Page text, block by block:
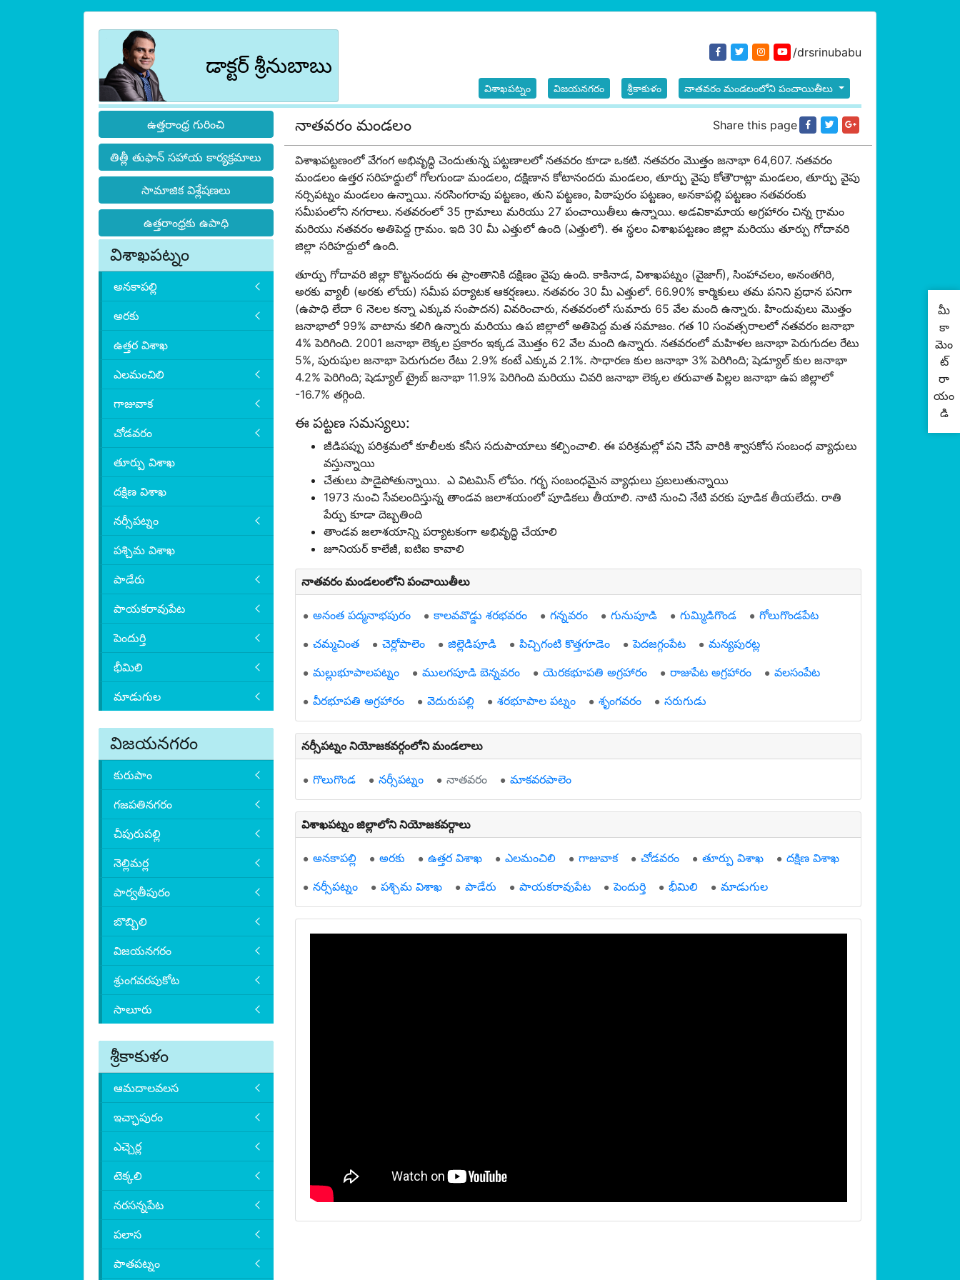
డాక్టర్ శ్రీనుబాబు
/drsrinubabu
విశాఖపట్నం విజయనగరం శ్రీకాకుళం నాతవరం మండలంలోని పంచాయితీలు
ఉత్తరాంధ్ర గురించి
తిత్లీ తుఫాన్ సహాయ కార్యక్రమాలు
సామాజిక విశ్లేషణలు
ఉత్తరాంధ్రకు ఉపాధి
విశాఖపట్నం
అనకాపల్లి
అరకు
ఉత్తర విశాఖ
ఎలమంచిలి
గాజువాక
చోడవరం
తూర్పు విశాఖ
దక్షిణ విశాఖ
నర్సీపట్నం
పశ్చిమ విశాఖ
పాడేరు
పాయకరావుపేట
పెందుర్తి
భీమిలి
మాడుగుల
విజయనగరం
కురుపాం
గజపతినగరం
చీపురుపల్లి
నెల్లిమర్ల
పార్వతీపురం
బొబ్బిలి
విజయనగరం
శ్రుంగవరపుకోట
సాలూరు
శ్రీకాకుళం
ఆమదాలవలస
ఇచ్ఛాపురం
ఎచ్చెర్ల
టెక్కలి
నరసన్నపేట
పలాస
పాతపట్నం
నాతవరం మండలం Share this page
విశాఖపట్టణంలో వేగంగ అభివృద్ధి చెందుతున్న పట్టణాలలో నతవరం కూడా ఒకటి. నతవరం మొత్తం జనాభా 64,607. నతవరం
మండలం ఉత్తర సరిహద్దులో గోలగుండా మండలం, దక్షిణాన కోటానందరు మండలం, తూర్పు వైపు కోతౌరాట్లా మండలం, తూర్పు వైపు
నర్సిపట్నం మండలం ఉన్నాయి. నరసింగరావు పట్టణం, తుని పట్టణం, పిఠాపురం పట్టణం, అనకాపల్లి పట్టణం నతవరంకు
సమీపంలోని నగరాలు. నతవరంలో 35 గ్రామాలు మరియు 27 పంచాయితీలు ఉన్నాయి. అడవికామాయ అగ్రహారం చిన్న గ్రామం
మరియు నతవరం అతిపెద్ద గ్రామం. ఇది 30 మీ ఎత్తులో ఉంది (ఎత్తులో). ఈ స్థలం విశాఖపట్టణం జిల్లా మరియు తూర్పు గోదావరి
జిల్లా సరిహద్దులో ఉంది.
తూర్పు గోదావరి జిల్లా కొట్టనందరు ఈ ప్రాంతానికి దక్షిణం వైపు ఉంది. కాకినాడ, విశాఖపట్నం (వైజాగ్), సింహాచలం, అనంతగిరి,
అరకు వ్యాలీ (అరకు లోయ) సమీప పర్యాటక ఆకర్షణలు. నతవరం 30 మీ ఎత్తులో. 66.90% కార్మికులు తమ పనిని ప్రధాన పనిగా
(ఉపాధి లేదా 6 నెలల కన్నా ఎక్కువ సంపాదన) వివరించారు, నతవరంలో సుమారు 65 వేల మంది ఉన్నారు. హిందువులు మొత్తం
జనాభాలో 99% వాటాను కలిగి ఉన్నారు మరియు ఉప జిల్లాలో అతిపెద్ద మత సమాజం. గత 10 సంవత్సరాలలో నతవరం జనాభా
4% పెరిగింది. 2001 జనాభా లెక్కల ప్రకారం ఇక్కడ మొత్తం 62 వేల మంది ఉన్నారు. నతవరంలో మహిళల జనాభా పెరుగుదల రేటు
5%, పురుషుల జనాభా పెరుగుదల రేటు 2.9% కంటే ఎక్కువ 2.1%. సాధారణ కుల జనాభా 3% పెరిగింది; షెడ్యూల్ కుల జనాభా
4.2% పెరిగింది; షెడ్యూల్ ట్రైబ్ జనాభా 11.9% పెరిగింది మరియు చివరి జనాభా లెక్కల తరువాత పిల్లల జనాభా ఉప జిల్లాలో
-16.7% తగ్గింది.
ఈ పట్టణ సమస్యలు:
జీడిపప్పు పరిశ్రమలో కూలీలకు కనీస సదుపాయాలు కల్పించాలి. ఈ పరిశ్రమల్లో పని చేసే వారికి శ్వాసకోస సంబంధ వ్యాధులు
వస్తున్నాయి
చేతులు పాడైపోతున్నాయి. ఎ విటమిన్ లోపం. గర్భ సంబంధమైన వ్యాధులు ప్రబలుతున్నాయి
1973 నుంచి సేవలందిస్తున్న తాండవ జలాశయంలో పూడికలు తీయాలి. నాటి నుంచి నేటి వరకు పూడిక తీయలేదు. రాతి
పేర్పు కూడా దెబ్బతింది
తాండవ జలాశయాన్ని పర్యాటకంగా అభివృద్ధి చేయాలి
జూనియర్ కాలేజీ, ఐటిఐ కావాలి
నాతవరం మండలంలోని పంచాయితీలు
అనంత పద్మనాభపురం కాలవవొడ్డు శరభవరం గన్నవరం గునుపూడి గుమ్మిడిగొండ
గోలుగొండపేట
చమ్మచింత
చెర్లోపాలెం జిల్లెడిపూడి పిచ్చిగంటి కొత్తగూడెం పెదజగ్గంపేట
మన్యపురట్ల
మల్లుభూపాలపట్నం
ములగపూడి బెన్నవరం యెరకభూపతి అగ్రహారం రాజుపేట అగ్రహారం
వలసంపేట
వీరభూపతి అగ్రహారం
వెదురుపల్లి శరభూపాల పట్నం శృంగవరం సరుగుడు
నర్సీపట్నం నియోజకవర్గంలోని మండలాలు
గొలుగొండ నర్సీపట్నం నాతవరం మాకవరపాలెం
విశాఖపట్నం జిల్లాలోని నియోజకవర్గాలు
అనకాపల్లి అరకు ఉత్తర విశాఖ ఎలమంచిలి గాజువాక చోడవరం తూర్పు విశాఖ
దక్షిణ విశాఖ
నర్సీపట్నం
పశ్చిమ విశాఖ పాడేరు పాయకరావుపేట పెందుర్తి భీమిలి మాడుగుల
మీ
కా
మెం
ట్
రా
యం
డి